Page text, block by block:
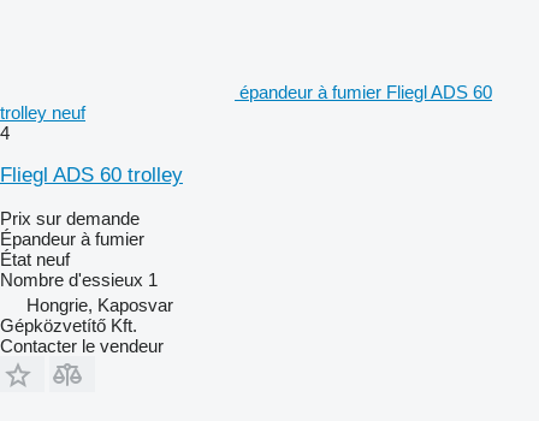
épandeur à fumier Fliegl ADS 60
trolley neuf
4
Fliegl ADS 60 trolley
Prix sur demande
Épandeur à fumier
État neuf
Nombre d'essieux 1
Hongrie, Kaposvar
Gépközvetítő Kft.
Contacter le vendeur